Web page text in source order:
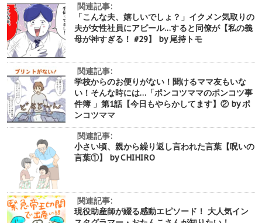
関連記事:
「こんな夫、嬉しいでしょ？」イクメン気取りの
夫が女性社員にアピール…すると同僚が【私の義
母が神すぎる！ #29】 by 尾持トモ
関連記事:
学校からのお便りがない！聞けるママ友もいな
い！そんな時には…「ポンコツママのポンコツ事
件簿 」第1話【今日もやらかしてます】② by ポ
ンコツママ
関連記事:
小さい頃、親から繰り返し言われた言葉【呪いの
言葉①】 by CHIHIRO
関連記事:
現役助産師が綴る感動エピソード！ 大人気イン